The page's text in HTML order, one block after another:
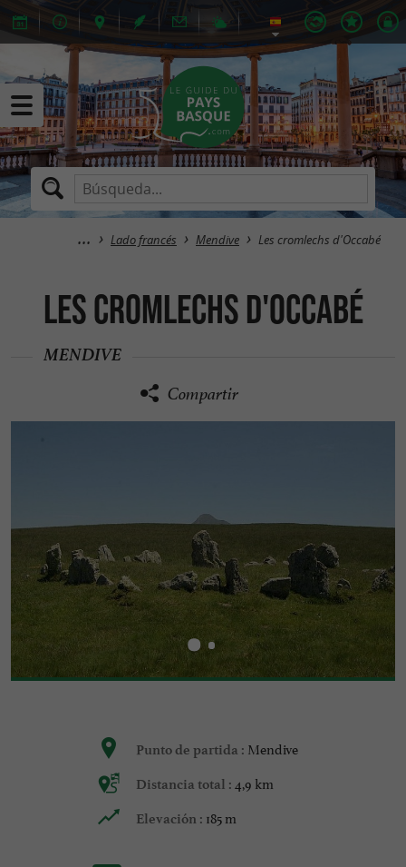
Lado francés Mendive Les cromlechs d'Occabé
Les cromlechs d'Occabé
MENDIVE
Compartir
Punto de partida : Mendive
Distancia total : 4,9 km
Elevación : 185 m